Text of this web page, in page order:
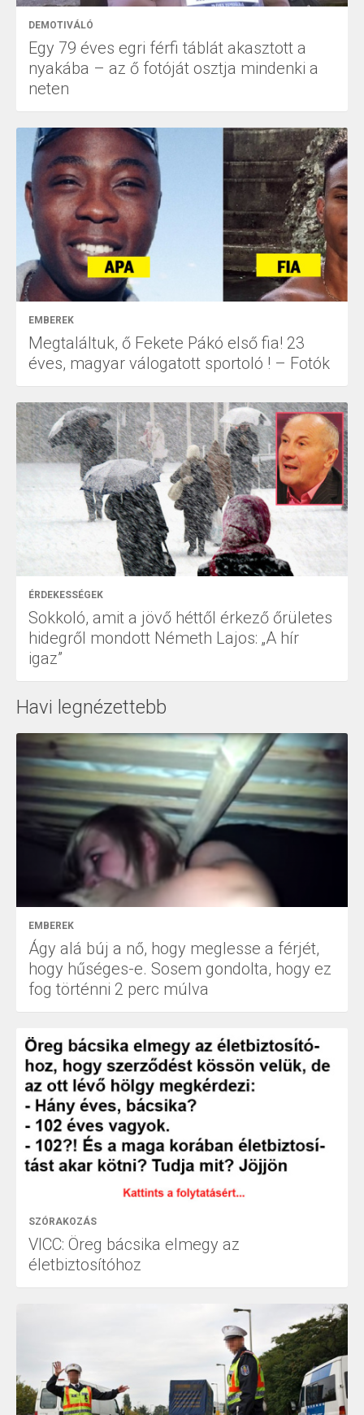
DEMOTIVÁLÓ
Egy 79 éves egri férfi táblát akasztott a
nyakába – az ő fotóját osztja mindenki a
neten
EMBEREK
Megtaláltuk, ő Fekete Pákó első fia! 23
éves, magyar válogatott sportoló ! – Fotók
ÉRDEKESSÉGEK
Sokkoló, amit a jövő héttől érkező őrületes
hidegről mondott Németh Lajos: „A hír
igaz”
Havi legnézettebb
EMBEREK
Ágy alá búj a nő, hogy meglesse a férjét,
hogy hűséges-e. Sosem gondolta, hogy ez
fog történni 2 perc múlva
SZÓRAKOZÁS
VICC: Öreg bácsika elmegy az
életbiztosítóhoz